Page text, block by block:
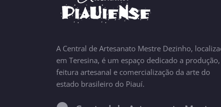
A Central de Artesanato Mestre Dezinho,
em Teresina, é um espaço dedicado a produção,
feitura artesanal e comercialização da arte do
estado brasileiro do Piauí.